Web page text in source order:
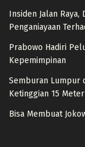
Insiden Jalan
Penganiayaan
Prabowo Hadiri
Kepemimpinan
Semburan Lumpur
Ketinggian 15 Meter
Bisa Membuat